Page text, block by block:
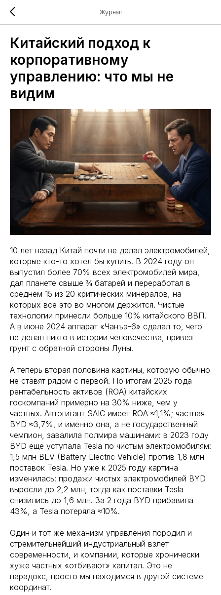
Журнал
Китайский подход к
корпоративному
управлению: что мы не
видим
10 лет назад Китай почти не делал электромобилей,
которые кто-то хотел бы купить. В 2024 году он
выпустил более 70% всех электромобилей мира,
дал планете свыше ¾ батарей и переработал в
среднем 15 из 20 критических минералов, на
которых все это во многом держится. Чистые
технологии принесли больше 10% китайского ВВП.
А в июне 2024 аппарат «Чанъэ-6» сделал то, чего
не делал никто в истории человечества, привез
грунт с обратной стороны Луны.
А теперь вторая половина картины, которую обычно
не ставят рядом с первой. По итогам 2025 года
рентабельность активов (ROA) китайских
госкомпаний примерно на 30% ниже, чем у
частных. Автогигант SAIC имеет ROA ≈1,1%; частная
BYD ≈3,7%, и именно она, а не государственный
чемпион, завалила полмира машинами: в 2023 году
BYD еще уступала Tesla по чистым электромобилям:
1,5 млн BEV (Battery Electric Vehicle) против 1,8 млн
поставок Tesla. Но уже к 2025 году картина
изменилась: продажи чистых электромобилей BYD
выросли до 2,2 млн, тогда как поставки Tesla
снизились до 1,6 млн. За 2 года BYD прибавила
43%, а Tesla потеряла ≈10%.
Один и тот же механизм управления породил и
стремительнейший индустриальный взлет
современности, и компании, которые хронически
хуже частных «отбивают» капитал. Это не
парадокс, просто мы находимся в другой системе
координат.